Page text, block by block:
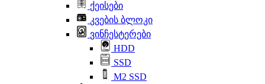
ქეისები
კვების ბლოკი
ვინჩესტერები
HDD
SSD
M2 SSD